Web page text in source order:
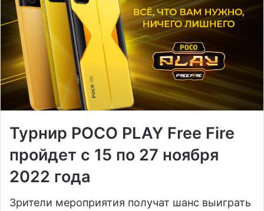
Турнир POCO PLAY Free Fire
пройдет с 15 по 27 ноября
2022 года
Зрители мероприятия получат шанс выиграть